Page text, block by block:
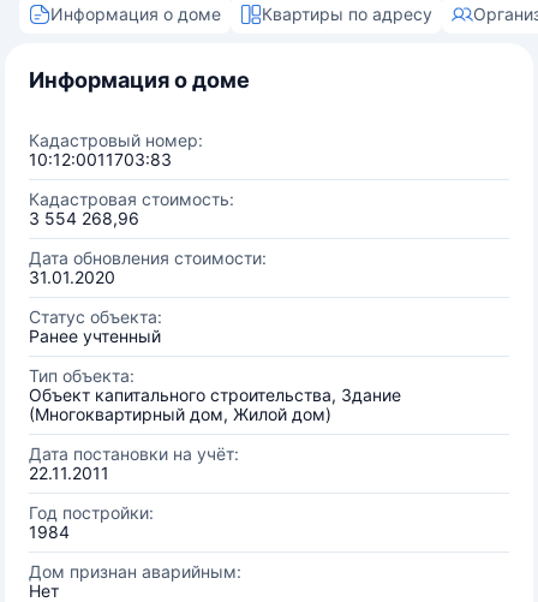
Информация о доме Квартиры по адресу
Информация о доме
Кадастровый номер:
10:12:0011703:83
Кадастровая стоимость:
3 554 268,96
Дата обновления стоимости:
31.01.2020
Статус объекта:
Ранее учтенный
Тип объекта:
Объект капитального строительства, Здание
(Многоквартирный дом, Жилой дом)
Дата постановки на учёт:
22.11.2011
Год постройки:
1984
Дом признан аварийным:
Нет